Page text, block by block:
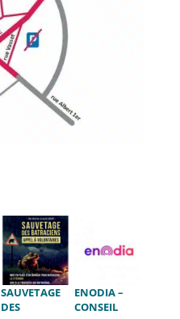
SAUVETAGE
DES
ENODIA –
CONSEIL